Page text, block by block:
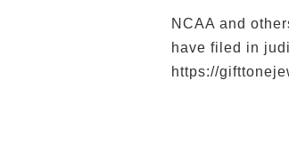
NCAA and
have filed in
https://